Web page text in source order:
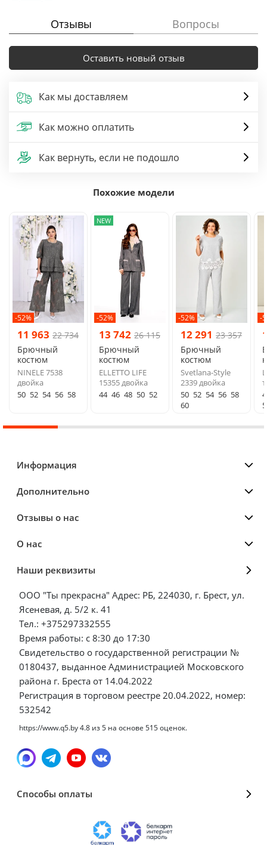
Отзывы Вопросы
Оставить новый отзыв
Как мы доставляем
Как можно оплатить
Как вернуть, если не подошло
Похожие модели
-52%
11 963 22 734
Брючный
костюм
NINELE 7538
двойка
50 52 54 56 58
NEW
-52%
13 742 26 115
Брючный
костюм
ELLETTO LIFE
15355 двойка
44 46 48 50 52
-52%
12 291 23 357
Брючный
костюм
Svetlana-Style
2339 двойка
50 52 54 56 58
60
-
Информация
Дополнительно
Отзывы о нас
О нас
Наши реквизиты
ООО "Ты прекрасна" Адрес: РБ, 224030, г. Брест, ул.
Ясеневая, д. 5/2 к. 41
Тел.: +375297332555
Время работы: с 8:30 до 17:30
Свидетельство о государственной регистрации №
0180437, выданное Администрацией Московского
района г. Бреста от 14.04.2022
Регистрация в торговом реестре 20.04.2022, номер:
532542
https://www.q5.by4.8 из5 на основе 515оценок.
Способы оплаты